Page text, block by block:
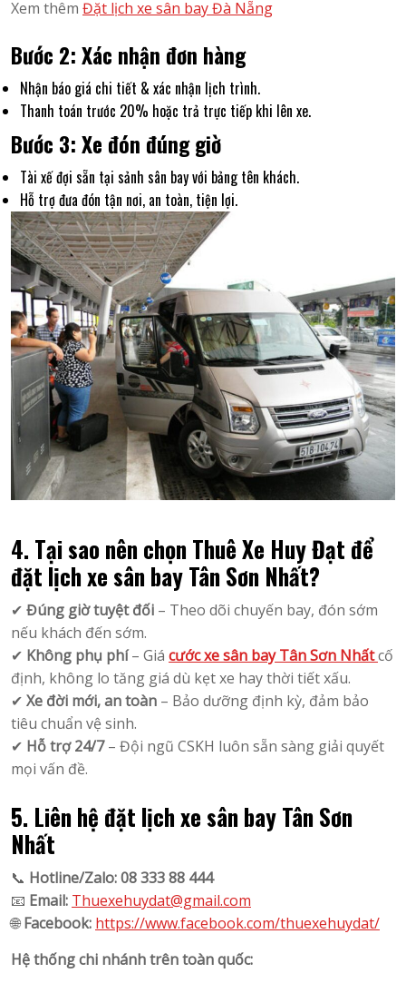
Xem thêm Đặt lịch xe sân bay Đà Nẵng
Bước 2: Xác nhận đơn hàng
Nhận báo giá chi tiết & xác nhận lịch trình.
Thanh toán trước 20% hoặc trả trực tiếp khi lên xe.
Bước 3: Xe đón đúng giờ
Tài xế đợi sẵn tại sảnh sân bay với bảng tên khách.
Hỗ trợ đưa đón tận nơi, an toàn, tiện lợi.
4. Tại sao nên chọn Thuê Xe Huy Đạt để
đặt lịch xe sân bay Tân Sơn Nhất?
✔ Đúng giờ tuyệt đối – Theo dõi chuyến bay, đón sớm
nếu khách đến sớm.
✔ Không phụ phí– Giá cước xe sân bay Tân Sơn Nhấtcố
định, không lo tăng giá dù kẹt xe hay thời tiết xấu.
✔ Xe đời mới, an toàn – Bảo dưỡng định kỳ, đảm bảo
tiêu chuẩn vệ sinh.
✔ Hỗ trợ 24/7– Đội ngũ CSKH luôn sẵn sàng giải quyết
mọi vấn đề.
5. Liên hệ đặt lịch xe sân bay Tân Sơn
Nhất
📞 Hotline/Zalo:08 333 88 444
📧 Email: Thuexehuydat@gmail.com
🌐Facebook: https://www.facebook.com/thuexehuydat/
Hệ thống chi nhánh trên toàn quốc: